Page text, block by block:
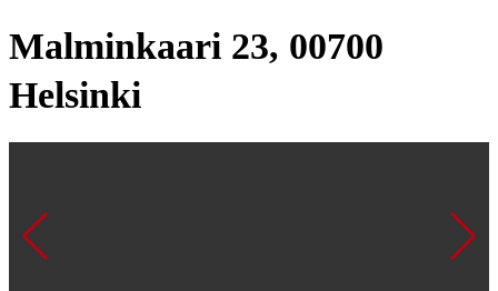
Malminkaari 23, 00700
Helsinki